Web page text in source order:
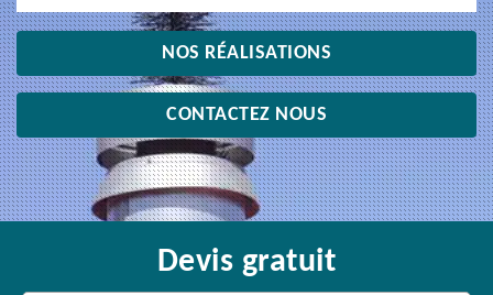
NOS RÉALISATIONS
CONTACTEZ NOUS
Devis gratuit